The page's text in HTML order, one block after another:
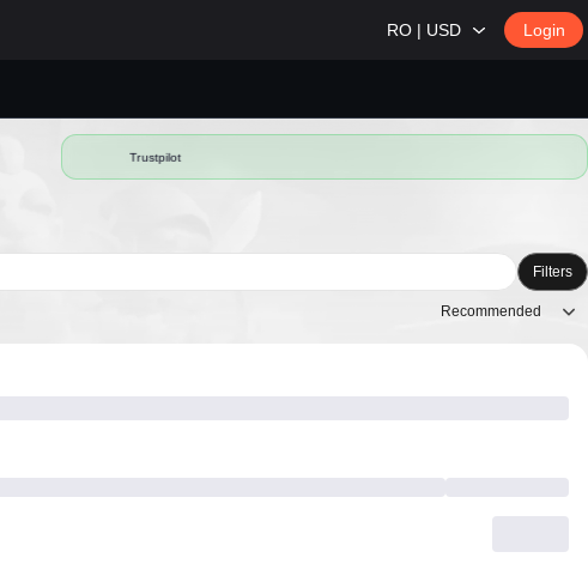
RO | USD Login
Trustpilot
Filters
Recommended